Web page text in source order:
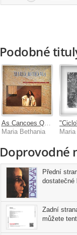
Podobné
As Cancoes Que Voce Fez Pra Mim
Maria Bethania
Doprovodné
Přední
dostatečné
Zadní
můžete